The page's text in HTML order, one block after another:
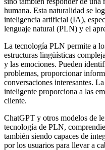
humana. Esta naturalidad se
inteligencia artificial (IA),
lenguaje natural (PLN) y el
La tecnología PLN permite a
estructuras lingüísticas
y las emociones. Pueden
problemas, proporcionar
conversaciones interesantes.
inteligente proporciona a las
cliente.
ChatGPT y otros modelos de
tecnología de PLN,
también siendo capaces de
por los usuarios para llevar a